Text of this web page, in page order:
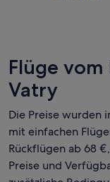
Flüge
Vatry
Die Preise wurden
mit einfachen
Rückflügen ab 68
Preise und